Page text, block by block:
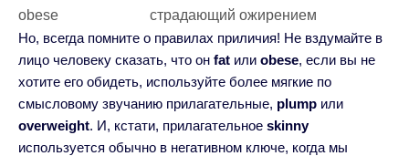
obese
страдающий ожирением
Но, всегда помните о правилах приличия! Не вздумайте в
лицо человеку сказать, что он fat или obese, если вы не
хотите его обидеть, используйте более мягкие по
смысловому звучанию прилагательные, plump или
overweight. И, кстати, прилагательное skinny
используется обычно в негативном ключе, когда мы